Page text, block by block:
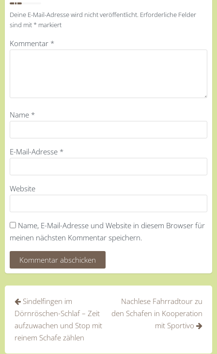
Deine E-Mail-Adresse wird nicht veröffentlicht. Erforderliche Felder
sind mit * markiert
Kommentar *
Name *
E-Mail-Adresse *
Website
Name, E-Mail-Adresse und Website in diesem Browser für
meinen nächsten Kommentar speichern.
Beitragsnavigation
Sindelfingen im
Dörnröschen-Schlaf – Zeit
aufzuwachen und Stop mit
reinem Schafe zählen
Nachlese Fahrradtour zu
den Schafen in Kooperation
mit Sportivo